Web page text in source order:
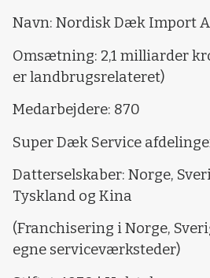
Navn: Nordisk Dæk Import
Omsætning: 2,1 milliarder
er landbrugsrelateret)
Medarbejdere: 870
Super Dæk Service
Datterselskaber: Norge,
Tyskland og Kina
(Franchisering i Norge,
egne serviceværksteder)